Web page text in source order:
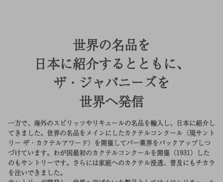
世界の名品を
日本に紹介するとともに、
ザ・ジャパニーズを
世界へ発信
一方で、海外のスピリッツやリキュールの名品を輸入し、日本に紹介し
てきました。世界の名品をメインにしたカクテルコンクール（現サント
リー ザ・カクテルアワード）を開催してバー業界をバックアップしつ
づけています。わが国最初のカクテルコンクールを開催（1931）した
のもサントリーです。さらには家庭へのカクテル浸透、普及にもチカラ
を注いできました。